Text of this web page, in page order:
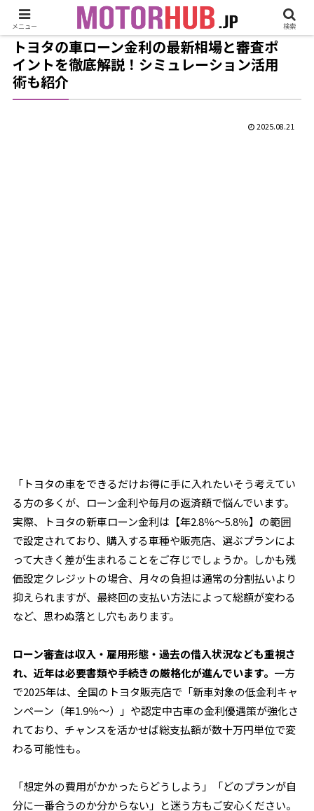
トヨタの車ローン金利の最新相場と審査ポ
イントを徹底解説！シミュレーション活用
術も紹介
2025.08.21
「トヨタの車をできるだけお得に手に入れたい――そう考えてい
る方の多くが、ローン金利や毎月の返済額で悩んでいます。
実際、トヨタの新車ローン金利は【年2.8％～5.8％】の範囲
で設定されており、購入する車種や販売店、選ぶプランによ
って大きく差が生まれることをご存じでしょうか。しかも残
価設定クレジットの場合、月々の負担は通常の分割払いより
抑えられますが、最終回の支払い方法によって総額が変わる
など、思わぬ落とし穴もあります。
ローン審査は収入・雇用形態・過去の借入状況なども重視さ
れ、近年は必要書類や手続きの厳格化が進んでいます。 一方
で2025年は、全国のトヨタ販売店で「新車対象の低金利キャ
ンペーン（年1.9％〜）」や認定中古車の金利優遇策が強化さ
れており、チャンスを活かせば総支払額が数十万円単位で変
わる可能性も。
「想定外の費用がかかったらどうしよう」「どのプランが自
分に一番合うのか分からない」と迷う方もご安心ください。
メニュー 検索